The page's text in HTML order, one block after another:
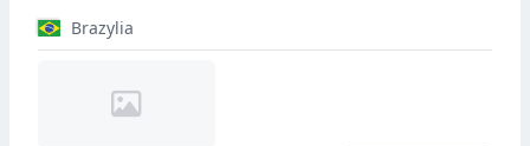
Brazylia